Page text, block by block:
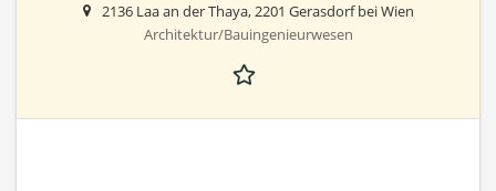
2136 Laa an der Thaya, 2201 Gerasdorf bei Wien
Architektur/Bauingenieurwesen